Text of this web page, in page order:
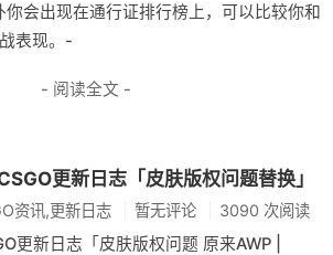
会出现在通行证排行榜上，可以比较你和
表现。-
- 阅读全文 -
更新日志「皮肤版权问题替换」
资讯,更新日志 暂无评论 3090 次阅读
更新日志「皮肤版权问题 原来AWP |